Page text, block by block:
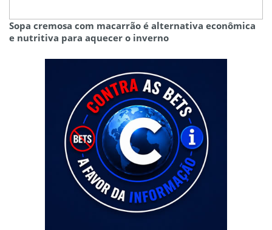
Sopa cremosa com macarrão é alternativa econômica
e nutritiva para aquecer o inverno